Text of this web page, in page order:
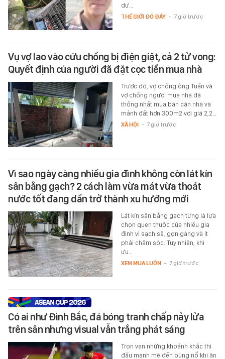
dư…
THẾ GIỚI ĐÓ ĐÂY - 7 giờ trước
Vụ vợ lao vào cứu chồng bị điện giật, cả 2 tử vong:
Quyết định của người đã đặt cọc tiền mua nhà
Trước đó, vợ chồng ông Tuấn và
vợ chồng người mua nhà đã
thống nhất mua bán căn nhà và
mảnh đất hơn 300m2 với giá 2,2…
XÃ HỘI - 7 giờ trước
Vì sao ngày càng nhiều gia đình không còn lát kín
sân bằng gạch? 2 cách làm vừa mát vừa thoát
nước tốt đang dần trở thành xu hướng mới
Lát kín sân bằng gạch từng là lựa
chọn quen thuộc của nhiều gia
đình vì sạch sẽ, gọn gàng và ít
phải chăm sóc. Tuy nhiên, khi
ưu…
XEM MUA LUÔN - 7 giờ trước
Có ai như Đình Bắc, đá bóng tranh chấp nảy lửa
trên sân nhưng visual vẫn trắng phát sáng
Trọn vẹn những khoảnh khắc thi
đấu mạnh mẽ đến bùng nổ khi ăn